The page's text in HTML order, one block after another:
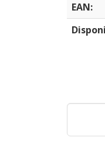
EAN: